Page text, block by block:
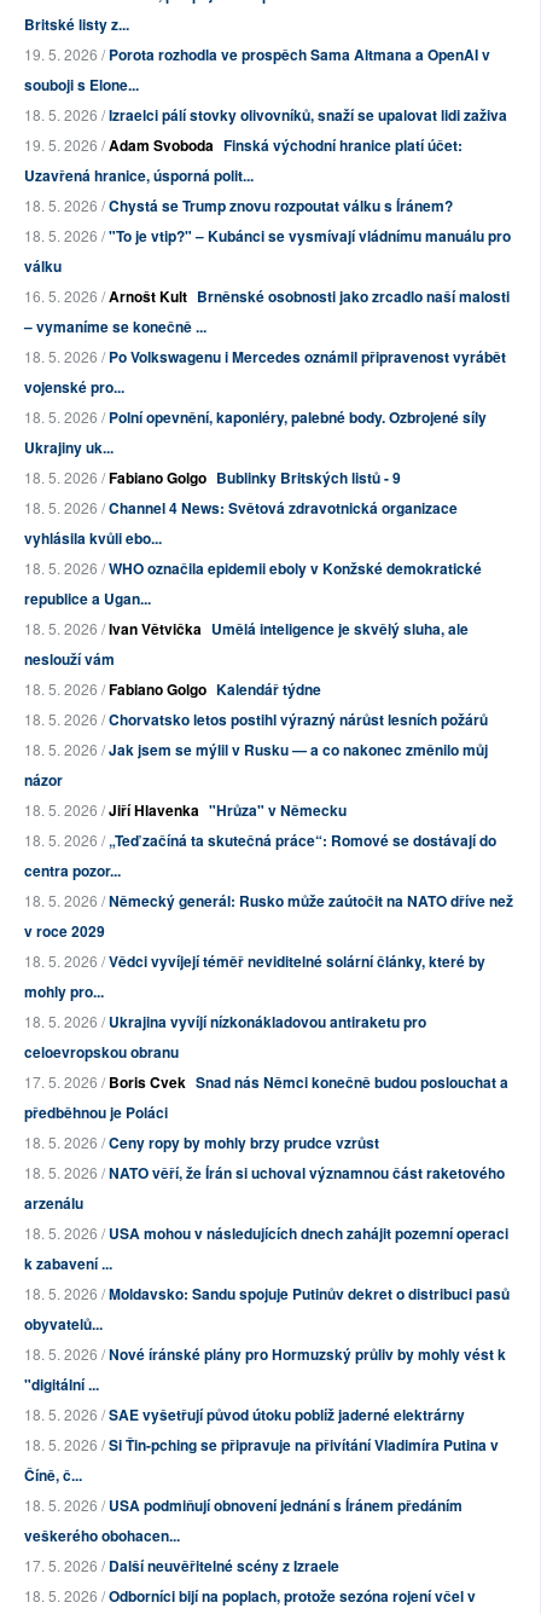
Britské listy z...
19. 5. 2026 /Porota rozhodla ve prospěch Sama Altmana a OpenAI v
souboji s Elone...
18. 5. 2026 /Izraelci pálí stovky olivovníků, snaží se upalovat lidi zaživa
19. 5. 2026 /Adam Svoboda Finská východní hranice platí účet:
Uzavřená hranice, úsporná polit...
18. 5. 2026 /Chystá se Trump znovu rozpoutat válku s Íránem?
18. 5. 2026 /"To je vtip?" – Kubánci se vysmívají vládnímu manuálu pro
válku
16. 5. 2026 /Arnošt Kult Brněnské osobnosti jako zrcadlo naší malosti
– vymaníme se konečně ...
18. 5. 2026 /Po Volkswagenu i Mercedes oznámil připravenost vyrábět
vojenské pro...
18. 5. 2026 /Polní opevnění, kaponiéry, palebné body. Ozbrojené síly
Ukrajiny uk...
18. 5. 2026 /Fabiano Golgo Bublinky Britských listů - 9
18. 5. 2026 /Channel 4 News: Světová zdravotnická organizace
vyhlásila kvůli ebo...
18. 5. 2026 /WHO označila epidemii eboly v Konžské demokratické
republice a Ugan...
18. 5. 2026 /Ivan Větvička Umělá inteligence je skvělý sluha, ale
neslouží vám
18. 5. 2026 /Fabiano Golgo Kalendář týdne
18. 5. 2026 /Chorvatsko letos postihl výrazný nárůst lesních požárů
18. 5. 2026 /Jak jsem se mýlil v Rusku — a co nakonec změnilo můj
názor
18. 5. 2026 /Jiří Hlavenka "Hrůza" v Německu
18. 5. 2026 /„Teď začíná ta skutečná práce“: Romové se dostávají do
centra pozor...
18. 5. 2026 /Německý generál: Rusko může zaútočit na NATO dříve než
v roce 2029
18. 5. 2026 /Vědci vyvíjejí téměř neviditelné solární články, které by
mohly pro...
18. 5. 2026 /Ukrajina vyvíjí nízkonákladovou antiraketu pro
celoevropskou obranu
17. 5. 2026 /Boris Cvek Snad nás Němci konečně budou poslouchat a
předběhnou je Poláci
18. 5. 2026 /Ceny ropy by mohly brzy prudce vzrůst
18. 5. 2026 /NATO věří, že Írán si uchoval významnou část raketového
arzenálu
18. 5. 2026 /USA mohou v následujících dnech zahájit pozemní operaci
k zabavení ...
18. 5. 2026 /Moldavsko: Sandu spojuje Putinův dekret o distribuci pasů
obyvatelů...
18. 5. 2026 /Nové íránské plány pro Hormuzský průliv by mohly vést k
"digitální ...
18. 5. 2026 /SAE vyšetřují původ útoku poblíž jaderné elektrárny
18. 5. 2026 /Si Ťin-pching se připravuje na přivítání Vladimíra Putina v
Číně, č...
18. 5. 2026 /USA podmiňují obnovení jednání s Íránem předáním
veškerého obohacen...
17. 5. 2026 /Další neuvěřitelné scény z Izraele
18. 5. 2026 /Odborníci bijí na poplach, protože sezóna rojení včel v